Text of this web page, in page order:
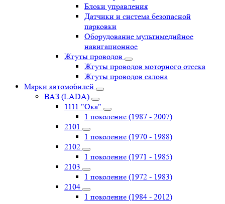
Блоки управления
Датчики и система безопасной
парковки
Оборудование мультимедийное
навигационное
Жгуты проводов
Жгуты проводов моторного отсека
Жгуты проводов салона
Марки автомобилей
ВАЗ (LADA)
1111 "Ока"
1 поколение (1987 - 2007)
2101
1 поколение (1970 - 1988)
2102
1 поколение (1971 - 1985)
2103
1 поколение (1972 - 1983)
2104
1 поколение (1984 - 2012)